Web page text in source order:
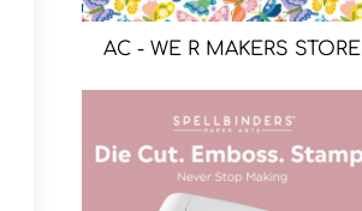
AC - WE R MAKERS STORE